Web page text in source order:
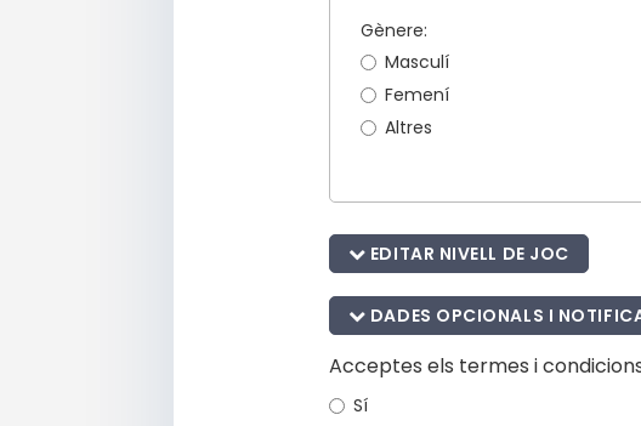
Gènere:
Masculí
Femení
Altres
EDITAR NIVELL DE JOC
DADES OPCIONALS I
Acceptes els termes i
Sí